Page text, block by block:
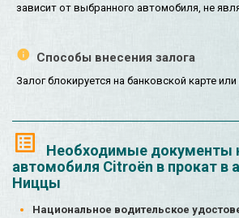
зависит от выбранного автомобиля, не
Способы внесения залога
Залог блокируется на банковской карте
Необходимые документы
автомобиля Citroën в прокат в
Ниццы
Национальное водительское